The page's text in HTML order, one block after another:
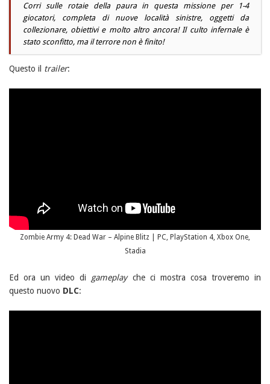
Corri sulle rotaie della paura in questa missione per 1-4
giocatori, completa di nuove località sinistre, oggetti da
collezionare, obiettivi e molto altro ancora! Il culto infernale è
stato sconfitto, ma il terrore non è finito!
Questo il trailer:
Zombie Army 4: Dead War – Alpine Blitz | PC, PlayStation 4, Xbox One,
Stadia
Ed ora un video di gameplayche ci mostra cosa troveremo in
questo nuovo DLC: